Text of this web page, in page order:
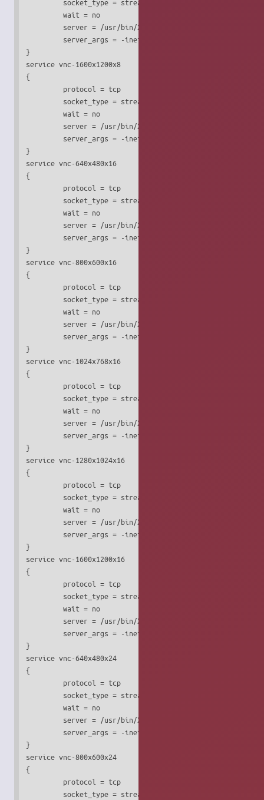
         wait = no
         server = /usr/bin/Xvnc
server_args = -inetd -query localhost -once -
}
service vnc-1600x1200x8
{
         protocol = tcp
         socket_type = stream
         wait = no
         server = /usr/bin/Xvnc
server_args = -inetd -query localhost -once -
}
service vnc-640x480x16
{
         protocol = tcp
         socket_type = stream
         wait = no
         server = /usr/bin/Xvnc
server_args = -inetd -query localhost -once -
}
service vnc-800x600x16
{
         protocol = tcp
         socket_type = stream
         wait = no
         server = /usr/bin/Xvnc
server_args = -inetd -query localhost -once -
}
service vnc-1024x768x16
{
         protocol = tcp
         socket_type = stream
         wait = no
         server = /usr/bin/Xvnc
server_args = -inetd -query localhost -once -
}
service vnc-1280x1024x16
{
         protocol = tcp
         socket_type = stream
         wait = no
         server = /usr/bin/Xvnc
server_args = -inetd -query localhost -once -
}
service vnc-1600x1200x16
{
         protocol = tcp
         socket_type = stream
         wait = no
         server = /usr/bin/Xvnc
server_args = -inetd -query localhost -once -
}
service vnc-640x480x24
{
         protocol = tcp
         socket_type = stream
         wait = no
         server = /usr/bin/Xvnc
server_args = -inetd -query localhost -once -
}
service vnc-800x600x24
{
         protocol = tcp
         socket_type = stream